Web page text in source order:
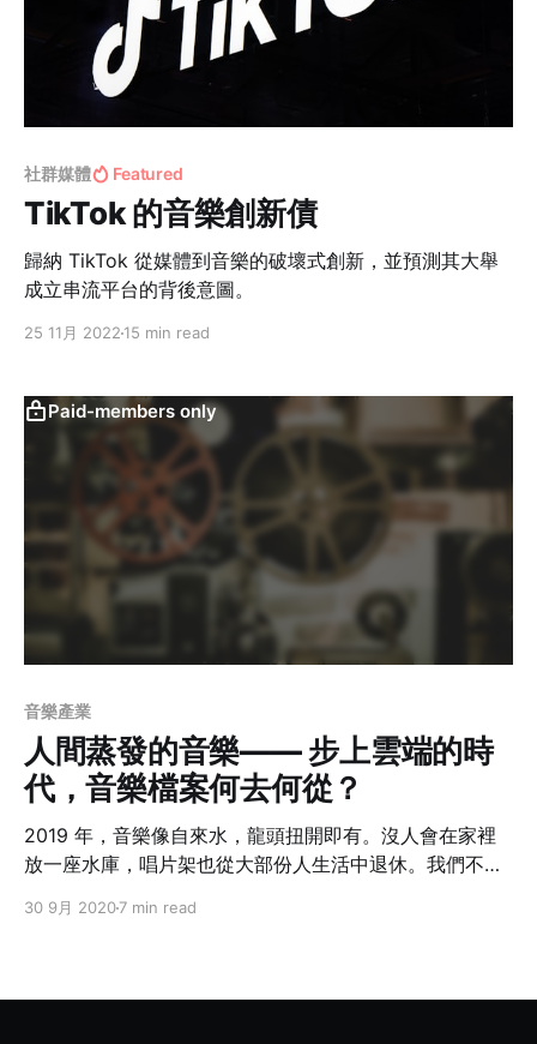
社群媒體 Featured
TikTok 的音樂創新債
歸納 TikTok 從媒體到音樂的破壞式創新，並預測其大舉
成立串流平台的背後意圖。
25 11月 2022 15 min read
Paid-members only
音樂產業
人間蒸發的音樂—— 步上雲端的時
代，音樂檔案何去何從？
2019 年，音樂像自來水，龍頭扭開即有。沒人會在家裡
放一座水庫，唱片架也從大部份人生活中退休。我們不再
們聽到飽的音樂究竟本體為何，從來也沒佔據誰的意識。
30 9月 20207 min read